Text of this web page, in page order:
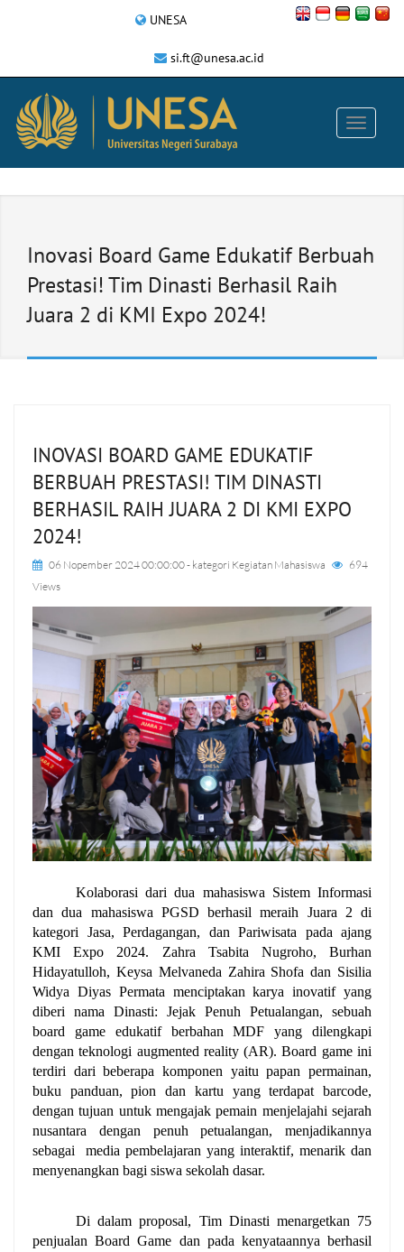
UNESA
si.ft@unesa.ac.id
Inovasi Board Game Edukatif Berbuah
Prestasi! Tim Dinasti Berhasil Raih
Juara 2 di KMI Expo 2024!
INOVASI BOARD GAME EDUKATIF
BERBUAH PRESTASI! TIM DINASTI
BERHASIL RAIH JUARA 2 DI KMI EXPO
2024!
06 Nopember 2024 00:00:00- kategori Kegiatan Mahasiswa
694
Views
Kolaborasi dari dua mahasiswa Sistem Informasi
dan dua mahasiswa PGSD berhasil meraih Juara 2 di
kategori Jasa, Perdagangan, dan Pariwisata pada ajang
KMI Expo 2024. Zahra Tsabita Nugroho, Burhan
Hidayatulloh, Keysa Melvaneda Zahira Shofa dan Sisilia
Widya Diyas Permata menciptakan karya inovatif yang
diberi nama Dinasti: Jejak Penuh Petualangan, sebuah
board game edukatif berbahan MDF yang dilengkapi
dengan teknologi augmented reality (AR). Board game ini
terdiri dari beberapa komponen yaitu papan permainan,
buku panduan, pion dan kartu yang terdapat barcode,
dengan tujuan untuk mengajak pemain menjelajahi sejarah
nusantara dengan penuh petualangan, menjadikannya
sebagai  media pembelajaran yang interaktif, menarik dan
menyenangkan bagi siswa sekolah dasar.
Di dalam proposal, Tim Dinasti menargetkan 75
penjualan Board Game dan pada kenyataannya berhasil